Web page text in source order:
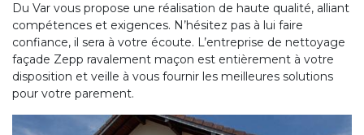
Du Var vous propose une réalisation de haute qualité, alliant
compétences et exigences. N’hésitez pas à lui faire
confiance, il sera à votre écoute. L’entreprise de nettoyage
façade Zepp ravalement maçon est entièrement à votre
disposition et veille à vous fournir les meilleures solutions
pour votre parement.